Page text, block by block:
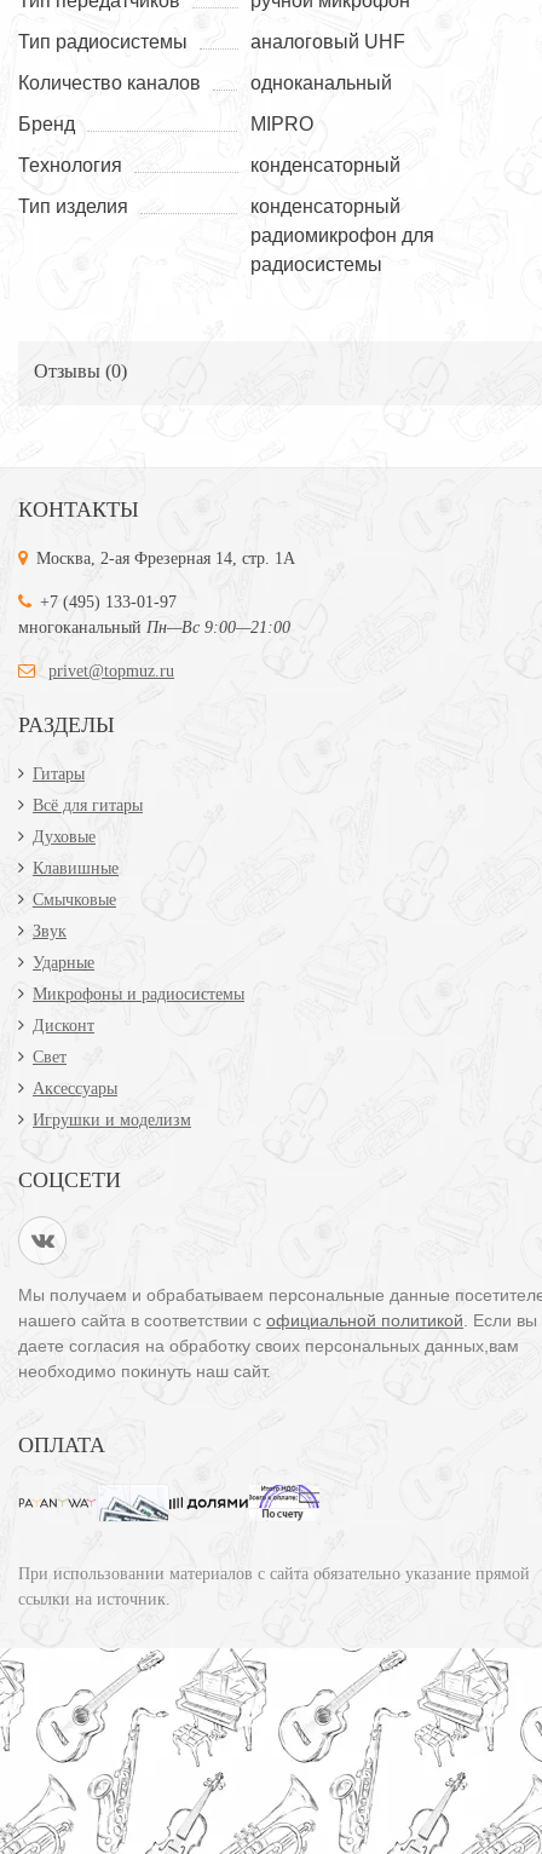
Тип радиосистемы
аналоговый UHF
Количество каналов
одноканальный
Бренд
MIPRO
Технология
конденсаторный
Тип изделия
конденсаторный
радиомикрофон для
радиосистемы
Отзывы (0)
КОНТАКТЫ
Москва, 2-ая Фрезерная 14, стр. 1А
+7 (495) 133-01-97
многоканальный Пн—Вс 9:00—21:00
privet@topmuz.ru
РАЗДЕЛЫ
Гитары
Всё для гитары
Духовые
Клавишные
Смычковые
Звук
Ударные
Микрофоны и радиосистемы
Дисконт
Свет
Аксессуары
Игрушки и моделизм
СОЦСЕТИ
Мы получаем и обрабатываем персональные данные
нашего сайта в соответствии с официальной политикой. Если вы
даете согласия на обработку своих персональных данных,вам
необходимо покинуть наш сайт.
ОПЛАТА
При использовании материалов с сайта обязательно указание прямой
ссылки на источник.